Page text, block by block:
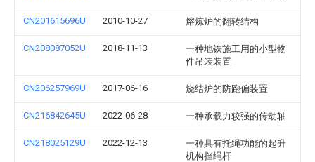
CN201615696U 2010-10-27 熔炼炉的翻转结构
CN208087052U 2018-11-13
一种地铁施工用的小型物
件吊装装置
CN206257969U 2017-06-16 烧结炉的防跑偏装置
CN216842645U 2022-06-28 一种承载力较强的传动轴
CN218025129U 2022-12-13
一种具有托绳功能的起升
机构挡绳杆